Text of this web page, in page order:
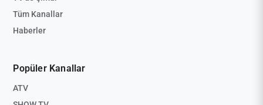
Tüm Kanallar
Haberler
Popüler Kanallar
ATV